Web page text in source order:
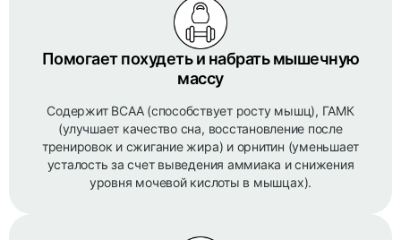
Помогает похудеть и набрать мышечную
массу
Содержит BCAA (способствует росту мышц), ГАМК
(улучшает качество сна, восстановление после
тренировок и сжигание жира) и орнитин (уменьшает
усталость за счет выведения аммиака и снижения
уровня мочевой кислоты в мышцах).